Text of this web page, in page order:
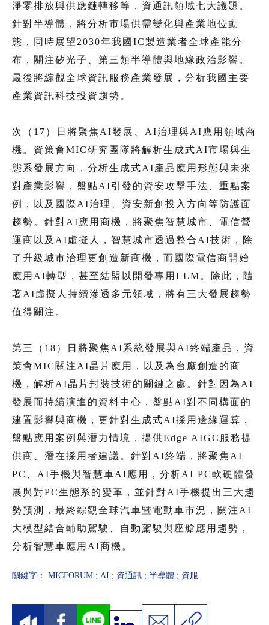
淨零排放與供應鏈轉移等，資通訊領域七大議題。
針對半導體，將分析市場供需變化與產業地位動
態，同時展望2030年我國IC製造業者全球產能分
布，關注矽光子、第三類半導體與地緣政治影響。
最後將綜觀全球資訊服務產業發展，分析我國主要
產業資訊科技投資趨勢。
次（17）日將聚焦AI發展、AI治理與AI應用領域商
機。資策會MIC研究團隊將解析生成式AI市場與生
態系發展方向，分析生成式AI產品應用形態與未來
對產業影響，盤點AI引發的資安攻擊手法、重點案
例，以及國際AI治理、資安新創投入方向等防護面
趨勢。針對AI應用商機，將聚焦智慧城市、電信營
運商以及AI虛擬人，智慧城市透過整合AI技術，除
了升級城市治理更創造新商機，而國際電信商開始
應用AI轉型，甚至結盟以開發專用LLM。除此，隨
著AI虛擬人持續滲透多元領域，將有三大發展趨勢
值得關注。
第三（18）日將聚焦AI系統發展與AI終端產品，資
策會MIC關注AI晶片應用，以及為台廠創造的商
機，解析AI晶片封裝技術的關鍵之處。針對因為AI
發展而持續演進的資料中心，盤點AI對不同構面的
建置影響與商機，更針對生成式AI採用邊緣運算，
盤點應用案例與潛力情境，提供Edge AIGC服務提
供商、潛在採用者建議。針對AI終端，將聚焦AI
PC、AI手機與智慧車AI應用，分析AI PC軟硬體發
展與對PC生態系的變革，並針對AI手機提出三大趨
勢預測，最終綜觀全球汽車暨電動車市況，關注AI
大模型結合輔助駕駛、自動駕駛與座艙應用趨勢，
分析智慧車應用AI商機。
關鍵字： MICFORUM ; AI ; 資通訊 ; 半導體 ; 資服